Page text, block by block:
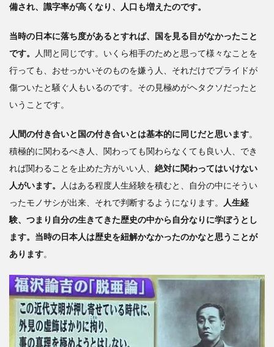
備され、識字率が高くなり、人口も増えたのです。
当時の日本に落ち度があるとすれば、国を見る目がなかったこと
です。
人間と同じです。いくら相手のためと思って様々なことを
行っても、おせっかいそのものを嫌う人、それだけでプライドが
傷ついたと騒ぐ人もいるのです。その見極めがヘタクソだったと
いうことです。
人間の付き合いと国の付き合いとは基本的に同じだと思います。
積極的に関わるべき人、関わっても関わらなくても良い人、でき
れば関わることを止めた方がいい人、 絶対に関わってはいけない
人がいます。
人はある程度人生経験を積むと、自分の中にそうい
ったモノサシが出来、それで判断するようになります。
人生経
験、つまり自分の生きてきた歴史の中から自分なりに学ぼうとし
ます。当時の日本人は歴史を紐解かなかったのかなと思うことが
あります。